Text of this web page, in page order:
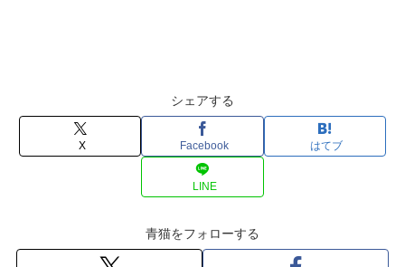
シェアする
X Facebook はてブ
LINE
青猫をフォローする